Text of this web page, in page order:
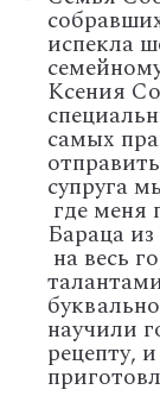
испекла
Ксения
самых
супруга
где
Бараца
на весь
научили
рецепту,